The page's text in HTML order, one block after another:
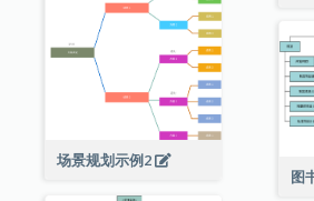
场景规划示例2
图